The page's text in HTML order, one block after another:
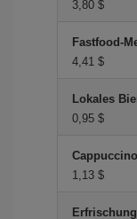
3,80 $
Fastfood-
4,41 $
Lokales
0,95 $
1,13 $